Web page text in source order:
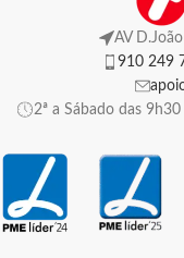
AV
910 249
2ª a Sábado das